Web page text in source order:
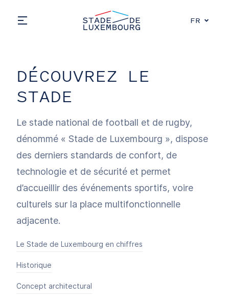
Stade de Luxembourg, go to main
Choose a
FR
Open main menu
DÉCOUVREZ LE
STADE
Le stade national de football et de rugby,
dénommé « Stade de Luxembourg », dispose
des derniers standards de confort, de
technologie et de sécurité et permet
d’accueillir des événements sportifs, voire
culturels sur la place multifonctionnelle
adjacente.
Le Stade de Luxembourg en chiffres
Historique
Concept architectural